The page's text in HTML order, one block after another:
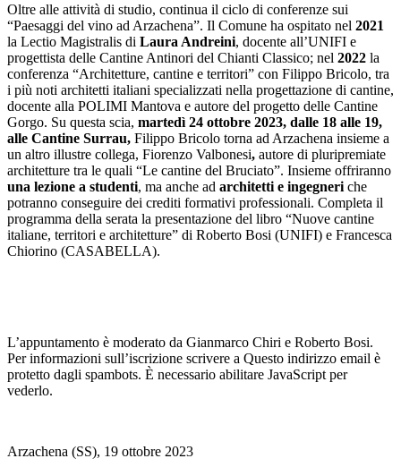
Oltre alle attività di studio, continua il ciclo di conferenze sui
“Paesaggi del vino ad Arzachena”. Il Comune ha ospitato nel 2021
la Lectio Magistralis di Laura Andreini, docente all’UNIFI e
progettista delle Cantine Antinori del Chianti Classico; nel 2022 la
conferenza “Architetture, cantine e territori” con Filippo Bricolo, tra
i più noti architetti italiani specializzati nella progettazione di cantine,
docente alla POLIMI Mantova e autore del progetto delle Cantine
Gorgo. Su questa scia, martedì 24 ottobre 2023, dalle 18 alle 19,
alle Cantine Surrau, Filippo Bricolo torna ad Arzachena insieme a
un altro illustre collega, Fiorenzo Valbonesi, autore di pluripremiate
architetture tra le quali “Le cantine del Bruciato”. Insieme offriranno
una lezione a studenti, ma anche ad architetti e ingegneri che
potranno conseguire dei crediti formativi professionali. Completa il
programma della serata la presentazione del libro “Nuove cantine
italiane, territori e architetture” di Roberto Bosi (UNIFI) e Francesca
Chiorino (CASABELLA).
L’appuntamento è moderato da Gianmarco Chiri e Roberto Bosi.
Per informazioni sull’iscrizione scrivere a Questo indirizzo email è
protetto dagli spambots. È necessario abilitare JavaScript per
vederlo.
Arzachena (SS), 19 ottobre 2023